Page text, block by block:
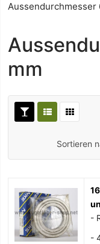
Aussendurchmesser
mm
Sortieren
-
-